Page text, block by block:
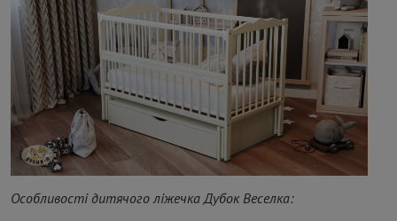
Особливості дитячого ліжечка Дубок Веселка: